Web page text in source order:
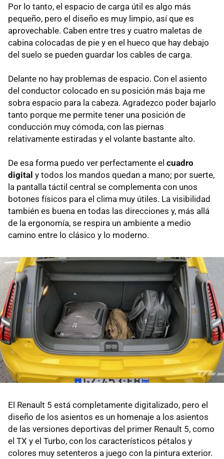
Por lo tanto, el espacio de carga útil es algo más
pequeño, pero el diseño es muy limpio, así que es
aprovechable. Caben entre tres y cuatro maletas de
cabina colocadas de pie y en el hueco que hay debajo
del suelo se pueden guardar los cables de carga.
Delante no hay problemas de espacio. Con el asiento
del conductor colocado en su posición más baja me
sobra espacio para la cabeza. Agradezco poder bajarlo
tanto porque me permite tener una posición de
conducción muy cómoda, con las piernas
relativamente estiradas y el volante bastante alto.
De esa forma puedo ver perfectamente el cuadro
digital y todos los mandos quedan a mano; por suerte,
la pantalla táctil central se complementa con unos
botones físicos para el clima muy útiles. La visibilidad
también es buena en todas las direcciones y, más allá
de la ergonomía, se respira un ambiente a medio
camino entre lo clásico y lo moderno.
El Renault 5 está completamente digitalizado, pero el
diseño de los asientos es un homenaje a los asientos
de las versiones deportivas del primer Renault 5, como
el TX y el Turbo, con los característicos pétalos y
colores muy setenteros a juego con la pintura exterior.